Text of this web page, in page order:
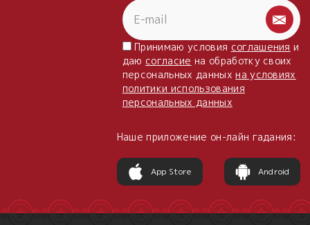
Принимаю условия соглашения и
даю согласие на обработку своих
персональных данныхна условиях
политики использования
персональных данных
Наше приложение он-лайн гадания:
App Store Android